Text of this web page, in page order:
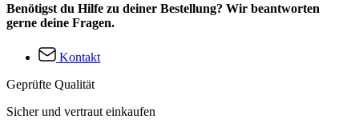
Benötigst du Hilfe zu deiner Bestellung? Wir beantworten
gerne deine Fragen.
Kontakt
Geprüfte Qualität
Sicher und vertraut einkaufen